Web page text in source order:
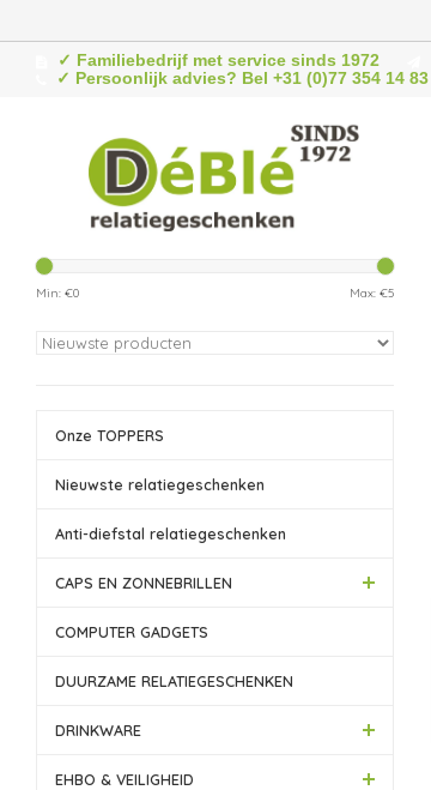
✓ Familiebedrijf met service sinds 1972
✓ Persoonlijk advies? Bel +31 (0)77 354 14 83
Min: €0 Max: €5
Onze TOPPERS
Nieuwste relatiegeschenken
Anti-diefstal relatiegeschenken
CAPS EN ZONNEBRILLEN
COMPUTER GADGETS
DUURZAME RELATIEGESCHENKEN
DRINKWARE
EHBO & VEILIGHEID